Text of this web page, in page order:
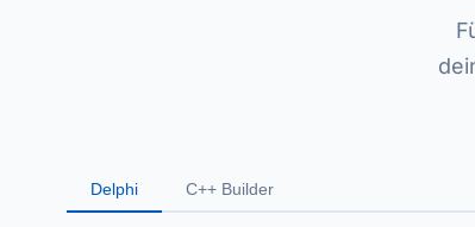
Delphi C++ Builder